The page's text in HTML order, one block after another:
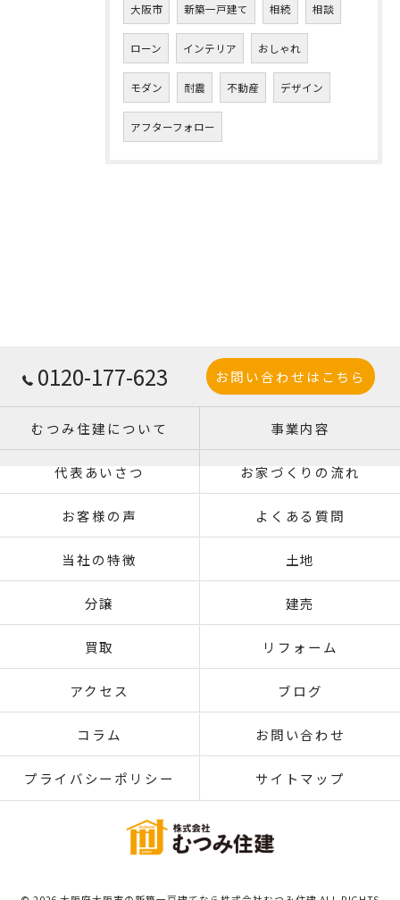
大阪市 新築一戸建て 相続 相談
ローン インテリア おしゃれ
モダン 耐震 不動産 デザイン
アフターフォロー
0120-177-623 お問い合わせはこちら
むつみ住建について 事業内容
代表あいさつ お家づくりの流れ
お客様の声 よくある質問
当社の特徴 土地
分譲 建売
買取 リフォーム
アクセス ブログ
コラム お問い合わせ
プライバシーポリシー サイトマップ